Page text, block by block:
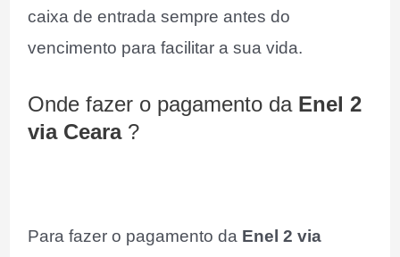
caixa de entrada sempre antes do
vencimento para facilitar a sua vida.
Onde fazer o pagamento da Enel 2
via Ceara?
Para fazer o pagamento da Enel 2 via